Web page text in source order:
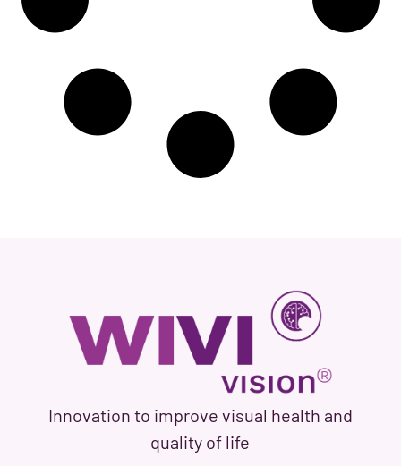
Innovation to improve visual health and
quality of life